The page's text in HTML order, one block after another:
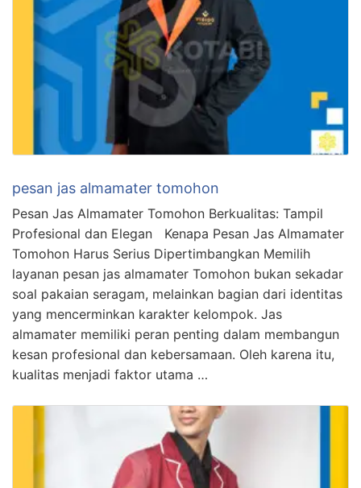
pesan jas almamater tomohon
Pesan Jas Almamater Tomohon Berkualitas: Tampil
Profesional dan Elegan Kenapa Pesan Jas Almamater
Tomohon Harus Serius Dipertimbangkan Memilih
layanan pesan jas almamater Tomohon bukan sekadar
soal pakaian seragam, melainkan bagian dari identitas
yang mencerminkan karakter kelompok. Jas
almamater memiliki peran penting dalam membangun
kesan profesional dan kebersamaan. Oleh karena itu,
kualitas menjadi faktor utama …